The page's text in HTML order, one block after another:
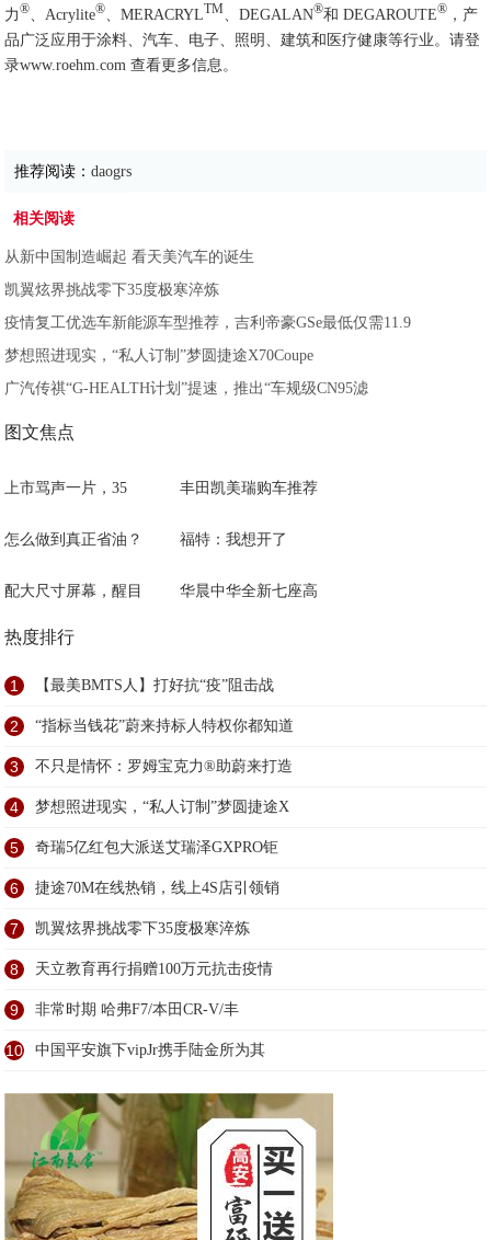
力® 、Acrylite® 、MERACRYLTM 、DEGALAN®和 DEGAROUTE® ，产
品广泛应用于涂料、汽车、电子、照明、建筑和医疗健康等行业。请登
录www.roehm.com 查看更多信息。
推荐阅读：daogrs
相关阅读
从新中国制造崛起 看天美汽车的诞生
凯翼炫界挑战零下35度极寒淬炼
疫情复工优选车新能源车型推荐，吉利帝豪GSe最低仅需11.9
梦想照进现实，“私人订制”梦圆捷途X70Coupe
广汽传祺“G-HEALTH计划”提速，推出“车规级CN95滤
图文焦点
上市骂声一片，35 丰田凯美瑞购车推荐
怎么做到真正省油？ 福特：我想开了
配大尺寸屏幕，醒目 华晨中华全新七座高
热度排行
1 【最美BMTS人】打好抗“疫”阻击战
2 “指标当钱花”蔚来持标人特权你都知道
3 ​不只是情怀：罗姆宝克力®助蔚来打造
4 梦想照进现实，“私人订制”梦圆捷途X
5 奇瑞5亿红包大派送艾瑞泽GXPRO钜
6 捷途70M在线热销，线上4S店引领销
7 凯翼炫界挑战零下35度极寒淬炼
8 天立教育再行捐赠100万元抗击疫情
9 非常时期 哈弗F7/本田CR-V/丰
10 中国平安旗下vipJr携手陆金所为其